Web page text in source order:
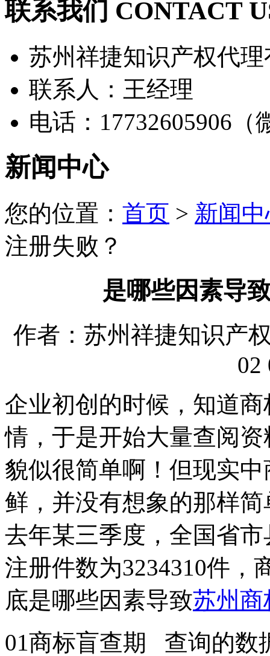
联系我们 CONTACT
苏州祥捷知识产权代
联系人：王经理
电话：17732605906（
新闻中心
您的位置： 首页 > 新闻
注册失败？
是哪些因素导
作者：苏州祥捷知识产
02
企业初创的时候，知道
情，于是开始大量查阅
貌似很简单啊！但现实
鲜，并没有想象的那样
去年某三季度，全国省
注册件数为3234310件，
底是哪些因素导致苏州商
01商标盲查期 查询的数